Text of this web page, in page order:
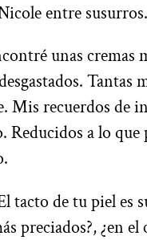
entre susurros.
unas cremas
Tantas
Mis recuerdos de
Reducidos a lo
tacto de tu piel es
preciados?, ¿en